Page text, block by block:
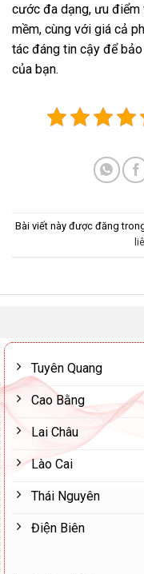
cước đa dạng, ưu
mềm, cùng với giá cả
tác đáng tin cậy để
của bạn.
Bài viết này được đăng
Tuyên Quang
Cao Bằng
Lai Châu
Lào Cai
Thái Nguyên
Điện Biên